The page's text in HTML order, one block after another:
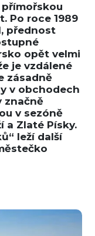
Po roce 1989
přednost
opět velmi
je vzdálené
zásadně
v obchodech
značně
v sezóně
a Zlaté Písky.
leží další